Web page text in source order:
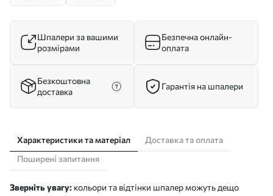
Шпалери за вашими
розмірами
Безпечна онлайн-
оплата
Безкоштовна
доставка
Гарантія на шпалери
Характеристики та матеріал
Доставка та оплата
Поширені запитання
Зверніть увагу: кольори та відтінки шпалер можуть дещо